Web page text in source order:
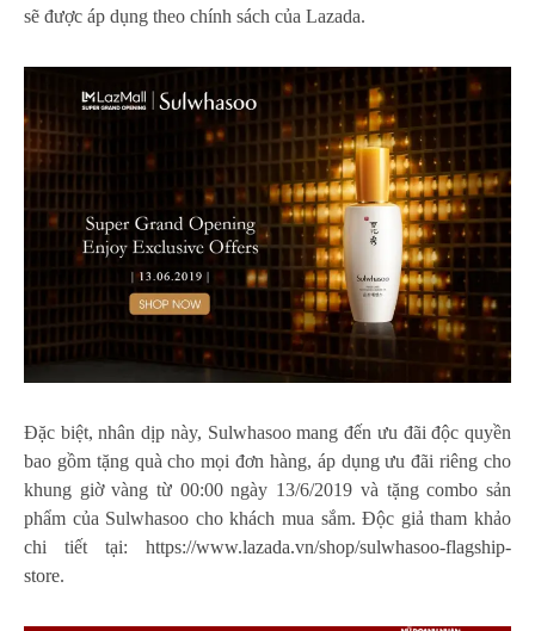
sẽ được áp dụng theo chính sách của Lazada.
Đặc biệt, nhân dịp này, Sulwhasoo mang đến ưu đãi độc quyền
bao gồm tặng quà cho mọi đơn hàng, áp dụng ưu đãi riêng cho
khung giờ vàng từ 00:00 ngày 13/6/2019 và tặng combo sản
phẩm của Sulwhasoo cho khách mua sắm. Độc giả tham khảo
chi tiết tại: https://www.lazada.vn/shop/sulwhasoo-flagship-
store.